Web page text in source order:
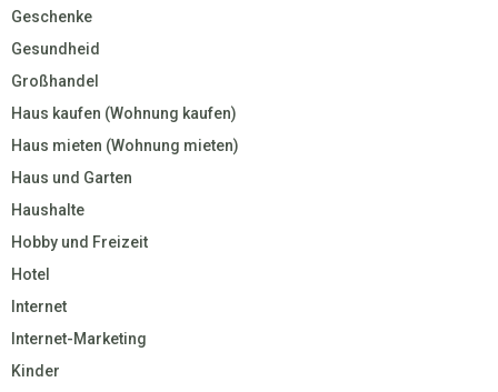
Geschenke
Gesundheid
Großhandel
Haus kaufen (Wohnung kaufen)
Haus mieten (Wohnung mieten)
Haus und Garten
Haushalte
Hobby und Freizeit
Hotel
Internet
Internet-Marketing
Kinder